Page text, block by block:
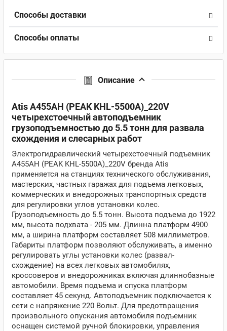
Способы доставки
Способы оплаты
Описание
Atis A455AH (PEAK KHL-5500A)_220V
четырехстоечный автоподъемник
грузоподъемностью до 5.5 тонн для развала
схождения и слесарных работ
Электрогидравлический четырехстоечный подъемник
A455AH (PEAK KHL-5500A)_220V бренда Atis
применяется на станциях технического обслуживания,
мастерских, частных гаражах для подъема легковых,
коммерческих и внедорожных транспортных средств
для регулировки углов установки колес.
Грузоподъемность до 5.5 тонн. Высота подъема до 1922
мм, высота подхвата - 205 мм. Длинна платформ 4900
мм, а ширина платформ составляет 508 миллиметров.
Габариты платформ позволяют обслуживать, а именно
регулировать углы установки колес (развал-
схождение) на всех легковых автомобилях,
кроссоверов и внедорожниках включая длиннобазные
автомобили. Время подъема и спуска платформ
составляет 45 секунд. Автоподъемник подключается к
сети с напряжение 220 Вольт. Для предотвращения
произвольного опускания автомобиля подъемник
оснащен системой ручной блокировки, управления